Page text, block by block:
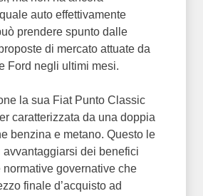
auto effettivamente
prendere spunto dalle
di mercato attuate da
Ford negli ultimi mesi.
la sua Fiat Punto Classic
caratterizzata da una doppia
benzina e metano. Questo le
avvantaggiarsi dei benefici
normative governative che
finale d’acquisto ad